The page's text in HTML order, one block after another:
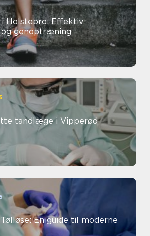
i Holstebro: Effektiv
og genoptræning
tandlæge i Vipperød
En guide til moderne